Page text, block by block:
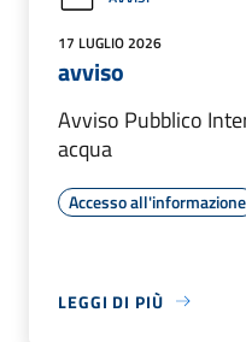
17 LUGLIO 2026
avviso
Avviso Pubblico
acqua
Accesso all'informazione
LEGGI DI PIÙ